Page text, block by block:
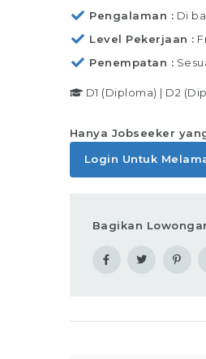
Pengalaman
Di
Level Pekerjaan
Penempatan
D1 (Diploma) | D2
Hanya Jobseeker
Login Untuk
Bagikan